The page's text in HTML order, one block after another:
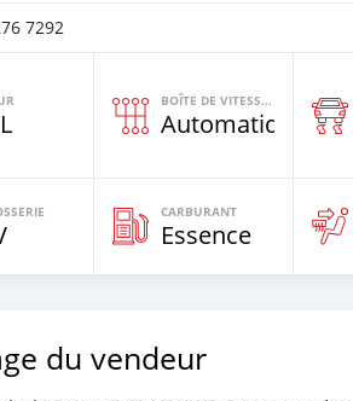
7292
BOÎTE DE VITESSES
Automatique
CARBURANT
Essence
du vendeur